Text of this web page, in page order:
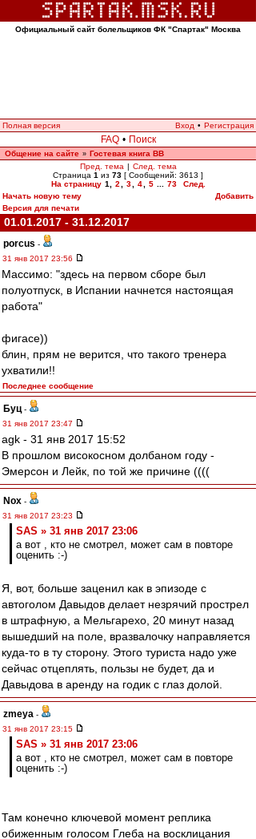
Официальный сайт болельщиков ФК "Спартак" Москва
Полная версия Вход • Регистрация
FAQ • Поиск
Общение на сайте » Гостевая книга ВВ
Пред. тема | След. тема
Страница 1 из 73 [ Сообщений: 3613 ]
На страницу 1 2 3 4 5 73
След.
Начать новую тему
Добавить
Версия для печати
01.01.2017 - 31.12.2017
porcus -
31 янв 2017 23:56
Массимо: "здесь на первом сборе был
полуотпуск, в Испании начнется настоящая
работа"
фигасе))
блин, прям не верится, что такого тренера
ухватили!!
Последнее сообщение
Буц -
31 янв 2017 23:47
agk - 31 янв 2017 15:52
В прошлом високосном долбаном году -
Эмерсон и Лейк, по той же причине ((((
Nox -
31 янв 2017 23:23
SAS » 31 янв 2017 23:06
а вот , кто не смотрел, может сам в повторе
оценить :-)
Я, вот, больше заценил как в эпизоде с
автоголом Давыдов делает незрячий прострел
в штрафную, а Мельгарехо, 20 минут назад
вышедший на поле, вразвалочку направляется
куда-то в ту сторону. Этого туриста надо уже
сейчас отцеплять, пользы не будет, да и
Давыдова в аренду на годик с глаз долой.
zmeya -
31 янв 2017 23:15
SAS » 31 янв 2017 23:06
а вот , кто не смотрел, может сам в повторе
оценить :-)
Там конечно ключевой момент реплика
обиженным голосом Глеба на восклицания